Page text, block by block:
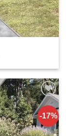
-17%
Добавяне
към
списъка с
харесани
продукти